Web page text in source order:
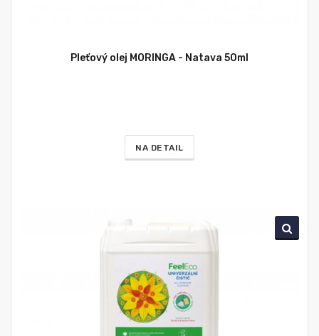
Pleťový olej MORINGA - Natava 50ml
NA DETAIL